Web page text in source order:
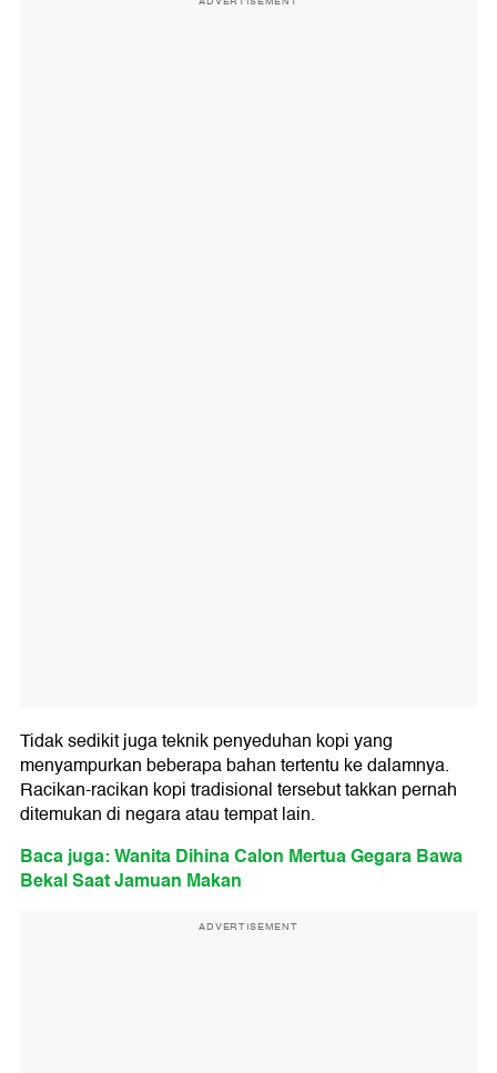
Tidak sedikit juga teknik penyeduhan kopi yang
menyampurkan beberapa bahan tertentu ke dalamnya.
Racikan-racikan kopi tradisional tersebut takkan pernah
ditemukan di negara atau tempat lain.
Baca juga: Wanita Dihina Calon Mertua Gegara Bawa
Bekal Saat Jamuan Makan
ADVERTISEMENT